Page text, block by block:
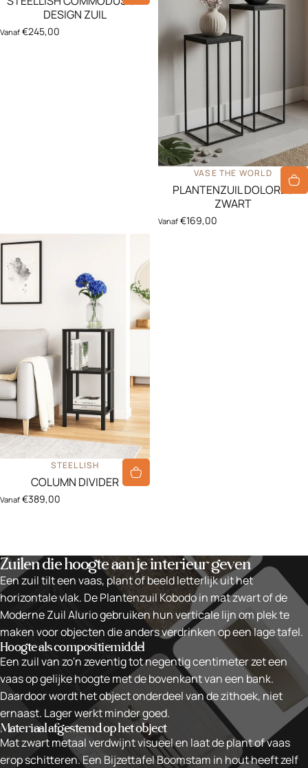
DESIGN ZUIL
Vanaf €245,00
LEVERANCIER:
VASE THE WORLD
PLANTENZUIL DOLORES
ZWART
Vanaf €169,00
LEVERANCIER:
STEELLISH
COLUMN DIVIDER
Vanaf €389,00
Zuilen die hoogte aan je interieur geven
Een zuil tilt een vaas, plant of beeld letterlijk uit het
horizontale vlak. De Plantenzuil Kobodo in mat zwart of de
Moderne Zuil Alurio gebruiken hun verticale lijn om plek te
maken voor objecten die anders verdrinken op een lage tafel.
Hoogte als compositiemiddel
Een zuil van zo'n zeventig tot negentig centimeter zet een
vaas op gelijke hoogte met de bovenkant van een bank.
Daardoor wordt het object onderdeel van de zithoek, niet
ernaast. Lager werkt minder goed.
Materiaal afgestemd op het object
Mat zwart metaal verdwijnt visueel en laat de plant of vaas
erop schitteren. Een Bijzettafel Boomstam in hout heeft zelf